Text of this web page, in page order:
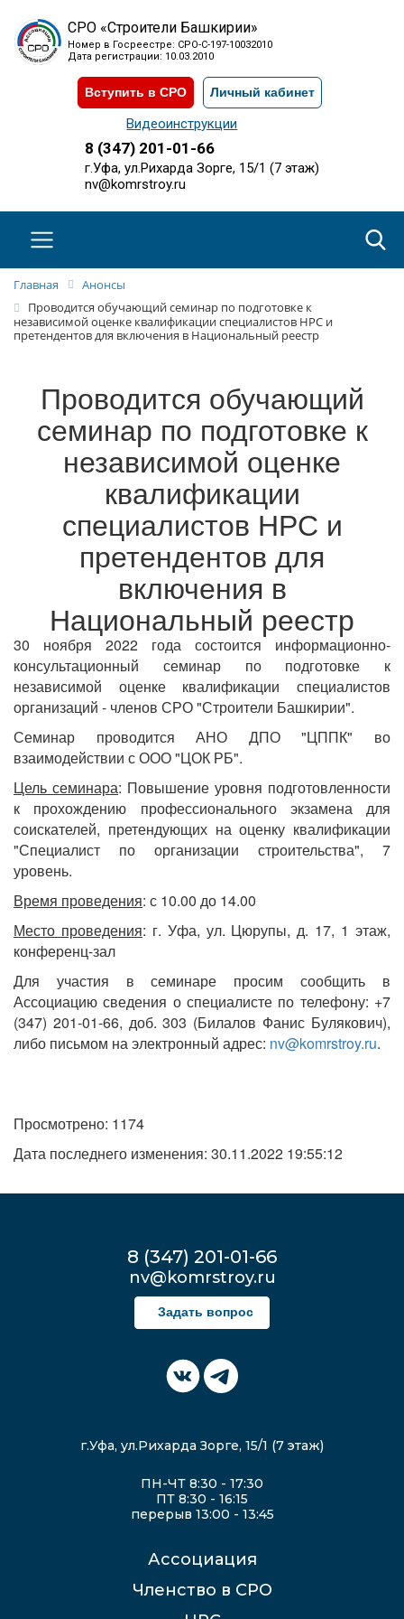
СРО «Строители Башкирии»
Номер в Госреестре: СРО-С-197-10032010
Дата регистрации: 10.03.2010
Вступить в СРО Личный кабинет
Видеоинструкции
8 (347) 201-01-66
г.Уфа, ул.Рихарда Зорге, 15/1 (7 этаж)
nv@komrstroy.ru
Главная
Анонсы
Проводится обучающий семинар по подготовке к
независимой оценке квалификации специалистов НРС и
претендентов для включения в Национальный реестр
Проводится обучающий
семинар по подготовке к
независимой оценке
квалификации
специалистов НРС и
претендентов для
включения в
Национальный реестр
30 ноября 2022 года состоится информационно-
консультационный семинар по подготовке к
независимой оценке квалификации специалистов
организаций - членов СРО "Строители Башкирии".
Семинар проводится АНО ДПО "ЦППК" во
взаимодействии с ООО "ЦОК РБ".
Цель семинара: Повышение уровня подготовленности
к прохождению профессионального экзамена для
соискателей, претендующих на оценку квалификации
"Специалист по организации строительства", 7
уровень.
Время проведения: с 10.00 до 14.00
Место проведения: г. Уфа, ул. Цюрупы, д. 17, 1 этаж,
конференц-зал
Для участия в семинаре просим сообщить в
Ассоциацию сведения о специалисте по телефону: +7
(347) 201-01-66, доб. 303 (Билалов Фанис Булякович),
либо письмом на электронный адрес: nv@komrstroy.ru.
Просмотрено: 1174
Дата последнего изменения: 30.11.2022 19:55:12
8 (347) 201-01-66
nv@komrstroy.ru
Задать вопрос
г.Уфа, ул.Рихарда Зорге, 15/1 (7 этаж)
ПН-ЧТ 8:30 - 17:30
ПТ 8:30 - 16:15
перерыв 13:00 - 13:45
Ассоциация
Членство в СРО